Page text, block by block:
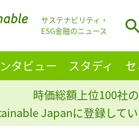
サステナビリティ・
ESG金融のニュース
タビュー スタディ
時価総額上位100社
Japanに登録して